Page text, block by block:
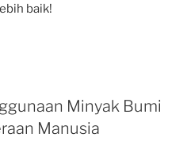
baik!
Minyak Bumi
Manusia